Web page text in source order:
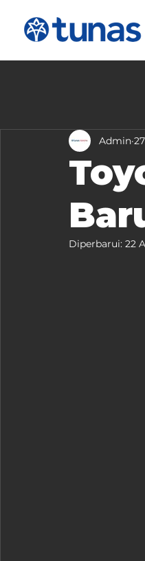
Admin
Diperbarui: 22